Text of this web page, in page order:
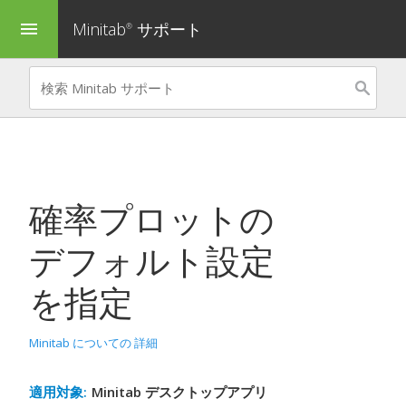
menu Minitab® サポート
確率プロットの
デフォルト設定
を指定
Minitab についての 詳細
適用対象: Minitab デスクトップアプリ